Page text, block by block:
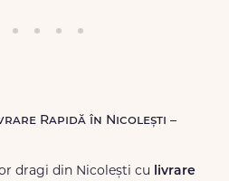
Rapidă în Nicolești –
dragi din Nicolești cu livrare